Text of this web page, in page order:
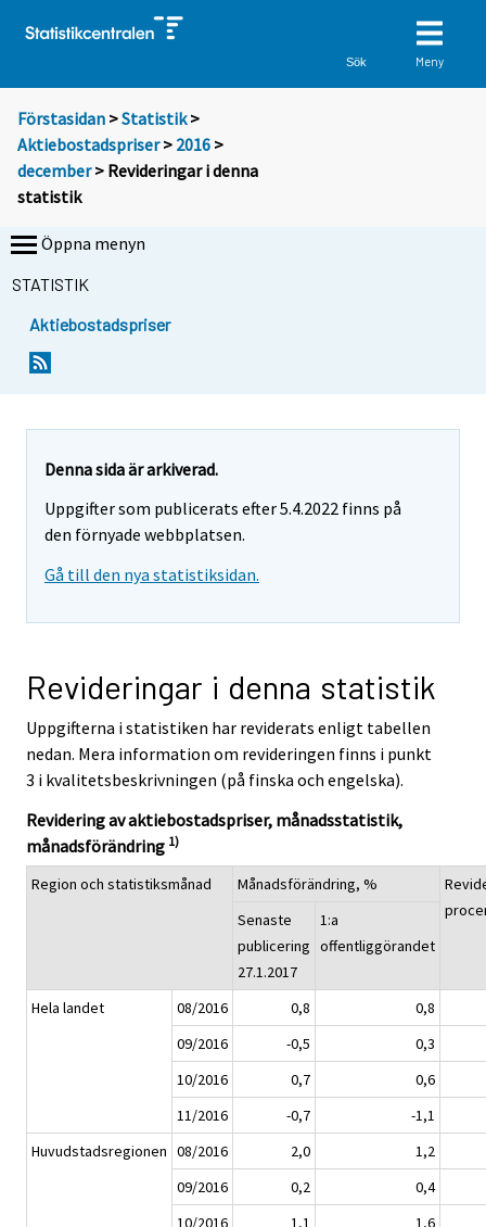
Sök Meny
Förstasidan >Statistik >
Aktiebostadspriser> 2016 >
december> Revideringar i denna
statistik
Öppna menyn
STATISTIK
Aktiebostadspriser
Denna sida är arkiverad.
Uppgifter som publicerats efter 5.4.2022 finns på
den förnyade webbplatsen.
Gå till den nya statistiksidan.
Revideringar i denna statistik
Uppgifterna i statistiken har reviderats enligt tabellen
nedan. Mera information om revideringen finns i punkt
3 i kvalitetsbeskrivningen (på finska och engelska).
Revidering av aktiebostadspriser, månadsstatistik,
månadsförändring 1)
Region och statistiksmånad Månadsförändring, %
Senaste
publicering
27.1.2017
1:a
offentliggörandet
Hela landet 08/2016 0,8
0,8
09/2016
-0,5
0,3
10/2016
0,7
0,6
11/2016
-0,7
-1,1
Huvudstadsregionen 08/2016 2,0
1,2
09/2016
0,2
0,4
10/2016
1,1
1,6